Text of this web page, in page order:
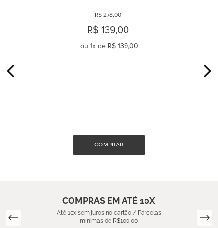
R$ 278,00
R$ 139,00
ou 1x de R$ 139,00
COMPRAR
COMPRAS EM ATÉ 10X
Até 10x sem juros no cartão / Parcelas
mínimas de R$100,00